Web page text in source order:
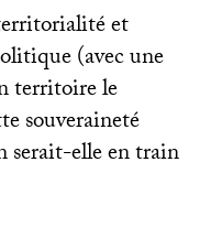
et
(avec une
territoire le
souveraineté
elle en train